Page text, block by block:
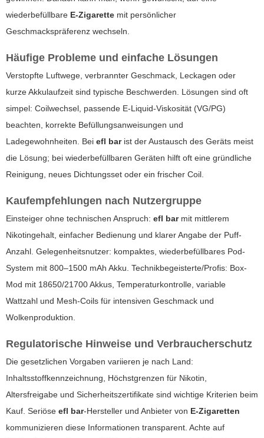
wiederbefüllbare E-Zigarette mit persönlicher
Geschmackspräferenz wechseln.
Häufige Probleme und einfache Lösungen
Verstopfte Luftwege, verbrannter Geschmack, Leckagen oder
kurze Akkulaufzeit sind typische Beschwerden. Lösungen sind oft
simpel: Coilwechsel, passende E-Liquid-Viskosität (VG/PG)
beachten, korrekte Befüllungsanweisungen und
Ladegewohnheiten. Bei efl barist der Austausch des Geräts meist
die Lösung; bei wiederbefüllbaren Geräten hilft oft eine gründliche
Reinigung, neues Dichtungsset oder ein frischer Coil.
Kaufempfehlungen nach Nutzergruppe
Einsteiger ohne technischen Anspruch: efl barmit mittlerem
Nikotingehalt, einfacher Bedienung und klarer Angabe der Puff-
Anzahl. Gelegenheitsnutzer: kompaktes, wiederbefüllbares Pod-
System mit 800–1500 mAh Akku. Technikbegeisterte/Profis: Box-
Mod mit 18650/21700 Akkus, Temperaturkontrolle, variable
Wattzahl und Mesh-Coils für intensiven Geschmack und
Wolkenproduktion.
Regulatorische Hinweise und Verbraucherschutz
Die gesetzlichen Vorgaben variieren je nach Land:
Inhaltsstoffkennzeichnung, Höchstgrenzen für Nikotin,
Altersfreigabe und Sicherheitszertifikate sind wichtige Kriterien beim
Kauf. Seriöse efl bar-Hersteller und Anbieter von E-Zigaretten
kommunizieren diese Informationen transparent. Achte auf